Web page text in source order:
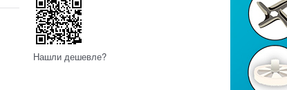
Нашли дешевле?